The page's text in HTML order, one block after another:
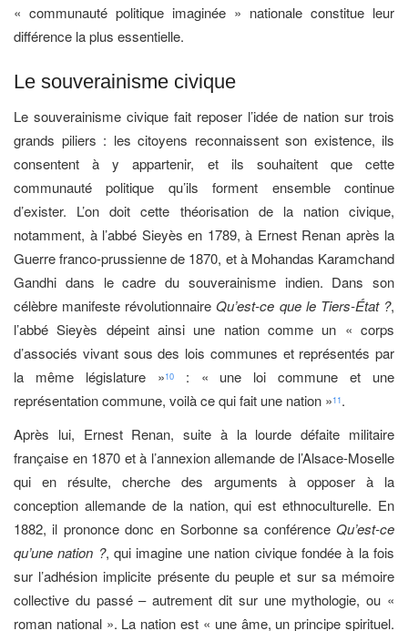
« communauté politique imaginée » nationale constitue leur
différence la plus essentielle.
Le souverainisme civique
Le souverainisme civique fait reposer l’idée de nation sur trois
grands piliers : les citoyens reconnaissent son existence, ils
consentent à y appartenir, et ils souhaitent que cette
communauté politique qu’ils forment ensemble continue
d’exister. L’on doit cette théorisation de la nation civique,
notamment, à l’abbé Sieyès en 1789, à Ernest Renan après la
Guerre franco-prussienne de 1870, et à Mohandas Karamchand
Gandhi dans le cadre du souverainisme indien. Dans son
célèbre manifeste révolutionnaireQu’est-ce que le Tiers-État ?,
l’abbé Sieyès dépeint ainsi une nation comme un « corps
d’associés vivant sous des lois communes et représentés par
la même législature »10: « une loi commune et une
représentation commune, voilà ce qui fait une nation »11.
Après lui, Ernest Renan, suite à la lourde défaite militaire
française en 1870 et à l’annexion allemande de l’Alsace-Moselle
qui en résulte, cherche des arguments à opposer à la
conception allemande de la nation, qui est ethnoculturelle. En
1882, il prononce donc en Sorbonne sa conférence Qu’est-ce
qu’une nation ?, qui imagine une nation civique fondée à la fois
sur l’adhésion implicite présente du peuple et sur sa mémoire
collective du passé – autrement dit sur une mythologie, ou «
roman national ». La nation est « une âme, un principe spirituel.